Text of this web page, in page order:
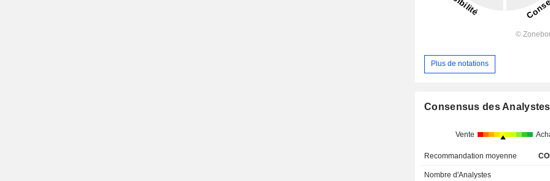
Plus de notations
Consensus des Analystes
Vente
Recommandation moyenne
Nombre d'Analystes